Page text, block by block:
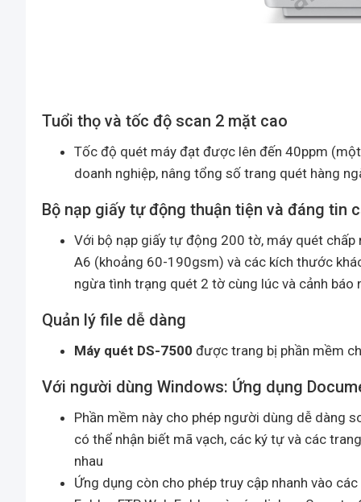
Tuổi thọ và tốc độ scan 2 mặt cao
Tốc độ quét máy đạt được lên đến 40ppm
doanh nghiệp, nâng tổng số trang quét hàng
Bộ nạp giấy tự động thuận tiện và đáng tin
Với bộ nạp giấy tự động 200 tờ, máy quét chấp
A6 (khoảng 60-190gsm) và các kích thước
ngừa tình trạng quét 2 tờ cùng lúc và cảnh báo
Quản lý file dễ dàng
Máy quét DS-7500 được trang bị phần mềm
Với người dùng Windows: Ứng dụng
Phần mềm này cho phép người dùng dễ dàng
có thể nhận biết mã vạch, các ký tự và các
nhau
Ứng dụng còn cho phép truy cập nhanh vào